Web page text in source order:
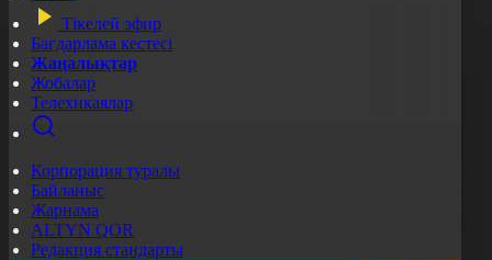
Тікелей эфир
Бағдарлама кестесі
Жаңалықтар
Жобалар
Телехикаялар
Корпорация туралы
Байланыс
Жарнама
ALTYN QOR
Редакция стандарты